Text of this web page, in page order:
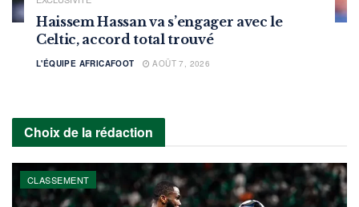
Haissem Hassan va s’engager avec le
Celtic, accord total trouvé
L'ÉQUIPE AFRICAFOOT AOÛT 7, 2026
Choix de la rédaction
CLASSEMENT